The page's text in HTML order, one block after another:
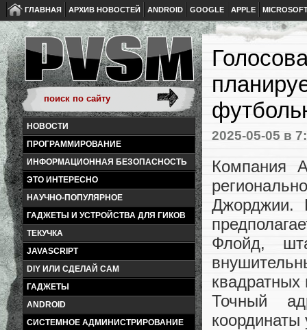
ГЛАВНАЯ АРХИВ НОВОСТЕЙ ANDROID GOOGLE APPLE
НОВОСТИ
ПРОГРАММИРОВАНИЕ
ИНФОРМАЦИОННАЯ БЕЗОПАСНОСТЬ
ЭТО ИНТЕРЕСНО
НАУЧНО-ПОПУЛЯРНОЕ
ГАДЖЕТЫ И УСТРОЙСТВА ДЛЯ ГИКОВ
ТЕКУЧКА
JAVASCRIPT
DIY ИЛИ СДЕЛАЙ САМ
ГАДЖЕТЫ
ANDROID
СИСТЕМНОЕ АДМИНИСТРИРОВАНИЕ
2025-05-05 в
Компания
Джорджии.
Флойд,
Точный
координаты